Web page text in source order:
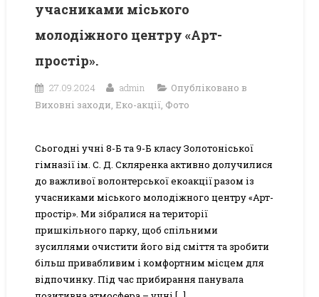
учасниками міського
молодіжного центру «Арт-
простір».
27.09.2024 admin
Опубліковано в
Виховні заходи, Еко-акції, Фото
Сьогодні учні 8-Б та 9-Б класу Золотоніської
гімназії ім. С. Д. Скляренка активно долучилися
до важливої волонтерської екоакції разом із
учасниками міського молодіжного центру «Арт-
простір». Ми зібралися на території
пришкільного парку, щоб спільними
зусиллями очистити його від сміття та зробити
більш привабливим і комфортним місцем для
відпочинку. Під час прибирання панувала